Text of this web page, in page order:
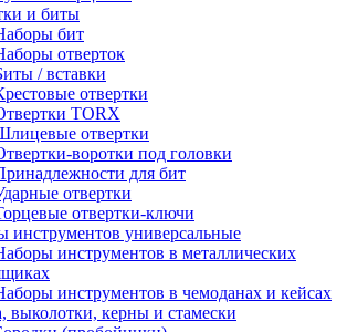
и биты
бит
отверток
/ вставки
отвертки
TORX
отвертки
воротки под головки
для бит
отвертки
отвертки-ключи
инструментов универсальные
инструментов в металлических
инструментов в чемоданах и кейсах
выколотки, керны и стамески